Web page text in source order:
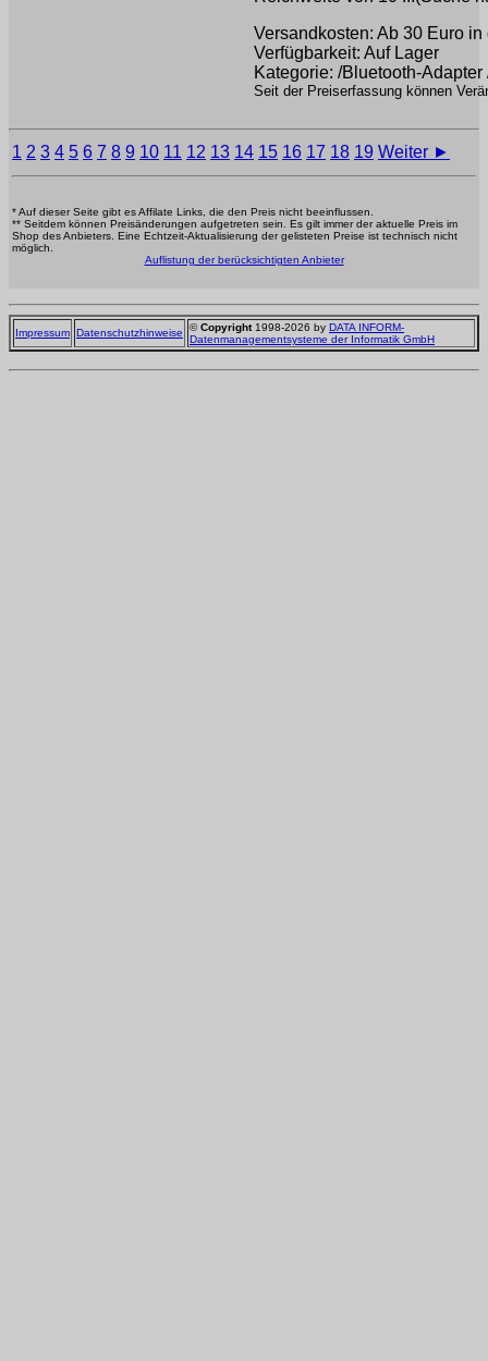
Versandkosten: Ab 30 Euro
Verfügbarkeit: Auf Lager
Kategorie: /Bluetooth-
Seit der Preiserfassung können
1 2 3 4 5 6 7 8 9 10 11 12 13 14 15 16 17 18 19 Weiter ►
* Auf dieser Seite gibt es Affilate Links, die den Preis nicht beeinflussen.
** Seitdem können Preisänderungen aufgetreten sein. Es gilt immer der aktuelle Preis im
Shop des Anbieters. Eine Echtzeit-Aktualisierung der gelisteten Preise ist technisch nicht
möglich.
Auflistung der berücksichtigten Anbieter
Impressum Datenschutzhinweise ©Copyright1998-2026 by DATA INFORM-
Datenmanagementsysteme der Informatik GmbH